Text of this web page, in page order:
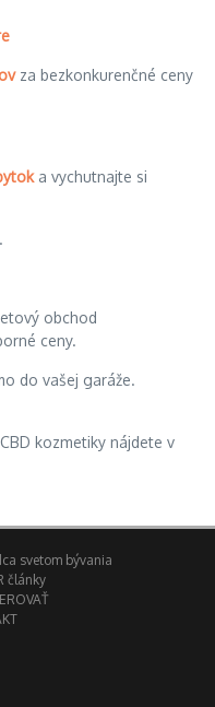
za bezkonkurenčné ceny
a vychutnajte si
obchod
ceny.
do vašej garáže.
kozmetiky nájdete v
svetom bývania
články